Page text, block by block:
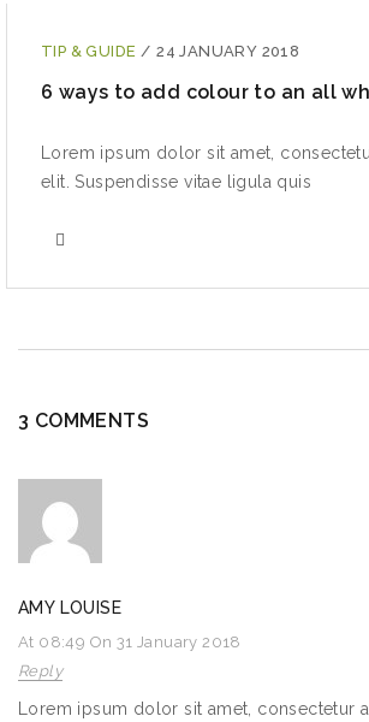
TIP & GUIDE / 24 JANUARY 2018
6 ways to add colour to an all
Lorem ipsum dolor sit amet,
elit. Suspendisse vitae ligula quis
3 COMMENTS
AMY LOUISE
At 08:49 On 31 January 2018
Reply
Lorem ipsum dolor sit amet, consectetur